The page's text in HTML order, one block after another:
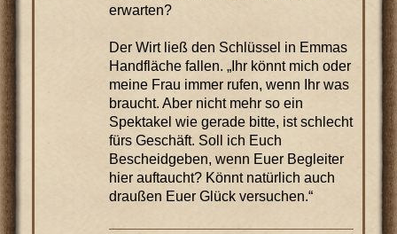
erwarten?
Der Wirt ließ den Schlüssel in Emmas
Handfläche fallen. „Ihr könnt mich oder
meine Frau immer rufen, wenn Ihr was
braucht. Aber nicht mehr so ein
Spektakel wie gerade bitte, ist schlecht
fürs Geschäft. Soll ich Euch
Bescheidgeben, wenn Euer Begleiter
hier auftaucht? Könnt natürlich auch
draußen Euer Glück versuchen.“